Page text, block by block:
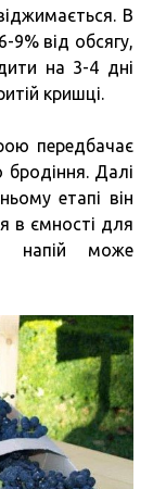
В
9% від обсягу,
на 3-4 дні
кришці.
передбачає
бродіння. Далі
етапі він
в ємності для
напій може